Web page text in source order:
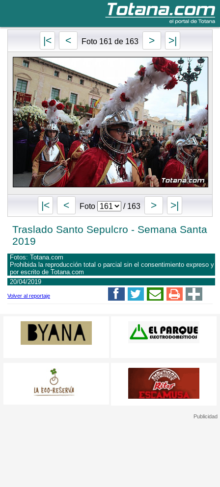
|< < Foto 161 de 163 > >|
|< < Foto / 163 > >|
Traslado Santo Sepulcro - Semana Santa
2019
Fotos: Totana.com
Prohibida la reproducción total o parcial sin el consentimiento expreso y
por escrito de Totana.com
20/04/2019
Volver al reportaje